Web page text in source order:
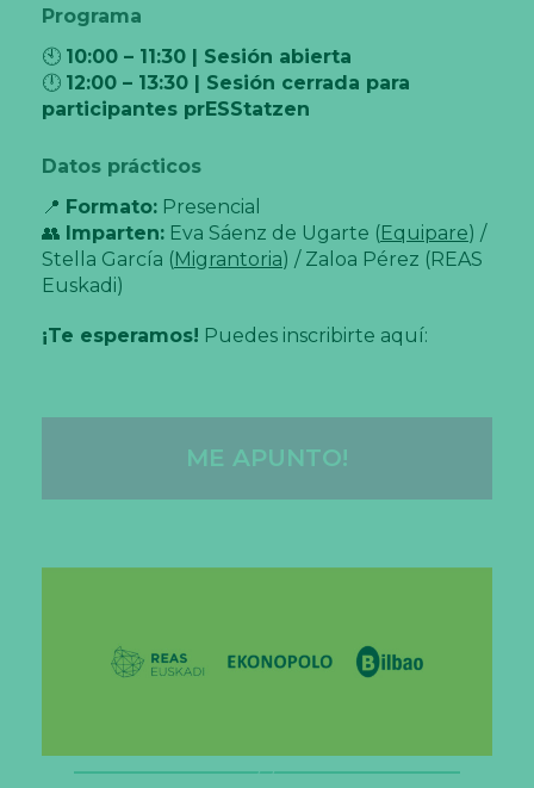
Programa
🕙 10:00 – 11:30 | Sesión abierta
🕛 12:00 – 13:30 | Sesión cerrada para
participantes prESStatzen
Datos prácticos
📍 Formato:Presencial
👥 Imparten:Eva Sáenz de Ugarte ( Equipare) /
Stella García ( Migrantoria) / Zaloa Pérez (REAS
Euskadi)
¡Te esperamos! Puedes inscribirte aquí:
ME APUNTO!